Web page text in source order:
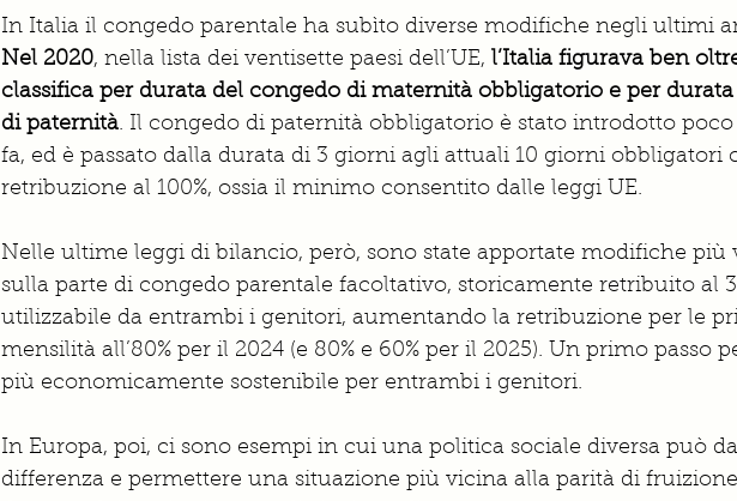
In Italia il congedo parentale ha subìto diverse modifiche negli ultimi
Nel 2020, nella lista dei ventisette paesi dell’UE, l’Italia figurava ben
classifica per durata del congedo di maternità obbligatorio e per
di paternità. Il congedo di paternità obbligatorio è stato introdotto
fa, ed è passato dalla durata di 3 giorni agli attuali 10 giorni obbligatori
retribuzione al 100%, ossia il minimo consentito dalle leggi UE.
Nelle ultime leggi di bilancio, però, sono state apportate modifiche più
sulla parte di congedo parentale facoltativo, storicamente retribuito al
utilizzabile da entrambi i genitori, aumentando la retribuzione per le
mensilità all’80% per il 2024 (e 80% e 60% per il 2025). Un primo passo
più economicamente sostenibile per entrambi i genitori.
In Europa, poi, ci sono esempi in cui una politica sociale diversa può
differenza e permettere una situazione più vicina alla parità di